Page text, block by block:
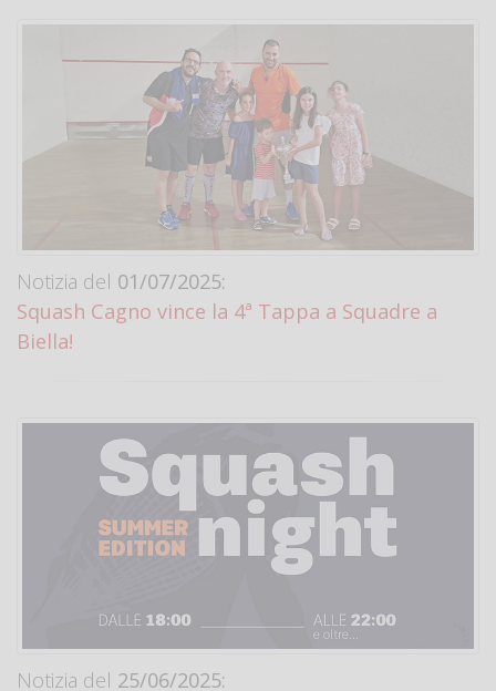
Notizia del 01/07/2025:
Squash Cagno vince la 4ª Tappa a Squadre a
Biella!
Notizia del 25/06/2025: